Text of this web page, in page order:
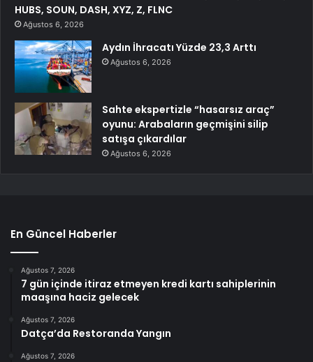
HUBS, SOUN, DASH, XYZ, Z, FLNC
Ağustos 6, 2026
Aydın İhracatı Yüzde 23,3 Arttı
Ağustos 6, 2026
Sahte ekspertizle “hasarsız araç”
oyunu: Arabaların geçmişini silip
satışa çıkardılar
Ağustos 6, 2026
En Güncel Haberler
Ağustos 7, 2026
7 gün içinde itiraz etmeyen kredi kartı sahiplerinin
maaşına haciz gelecek
Ağustos 7, 2026
Datça’da Restoranda Yangın
Ağustos 7, 2026